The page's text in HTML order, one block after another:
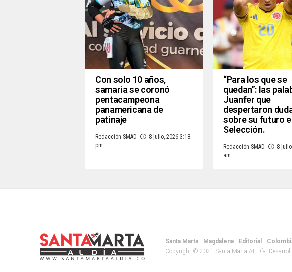
Con solo 10 años,
samaria se coronó
pentacampeona
panamericana de
patinaje
Redacción SMAD
8 julio, 2026 3:18
pm
“Para los que se
quedan”: las
Juanfer que
despertaron
sobre su futuro
Selección.
Redacción SMAD
8
am
Santa Marta Magdalena Editorial
Copyright © 2021 Santa Marta AL Día.